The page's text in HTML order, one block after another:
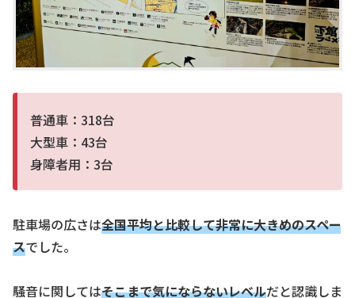
普通車：318台
大型車：43台
身障者用：3台
駐車場の広さは全国平均と比較して非常に大きめのスペー
スでした。
騒音に関してはそこまで気にならないレベルだと認識しま